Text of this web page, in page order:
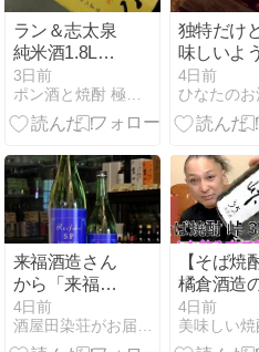
ラン＆志太泉
純米酒1.8L㈱
志太泉酒造
3日前
ポン酒と焼酎 極上ワインfrom 磐田市掛塚 粋な町
独特だけ
味しいよ
『バリン
ッホ シン
カスク オ
スク』！
4日前
来福酒造さん
から「来福
RAIFUKU SP
純米吟醸」入
4日前
酒屋田染荘がお届けする最新情報です。
【そば焼
橘倉酒造
「峠 35° 甕
蔵」を飲
4日前
美味しい